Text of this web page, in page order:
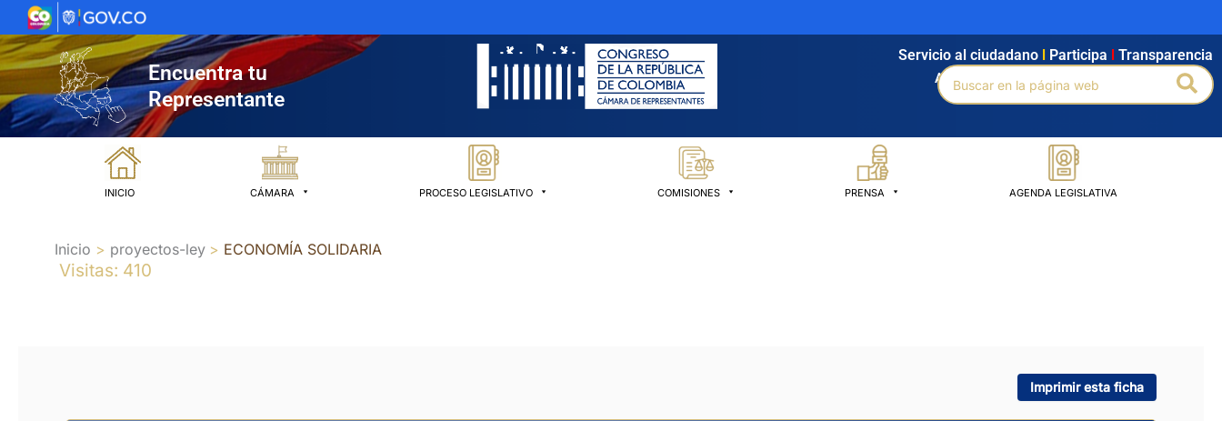
al
contenido
Encuentra tu
Representante
Agendamiento Intranet Búsqueda avanzada
Servicio al ciudadano Participa Transparencia
Buscar
por:
INICIO CÁMARA PROCESO LEGISLATIVO COMISIONES PRENSA AGENDA LEGISLATIVA
Inicio proyectos-ley ECONOMÍA SOLIDARIA
Visitas: 410
Imprimir esta ficha